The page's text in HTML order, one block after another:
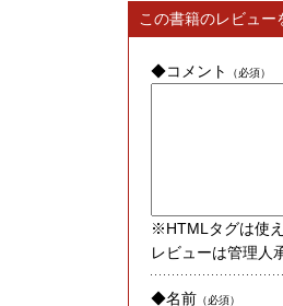
この書籍のレビュー
◆コメント （必須）
※HTMLタグは使
レビューは管理人
◆名前 （必須）